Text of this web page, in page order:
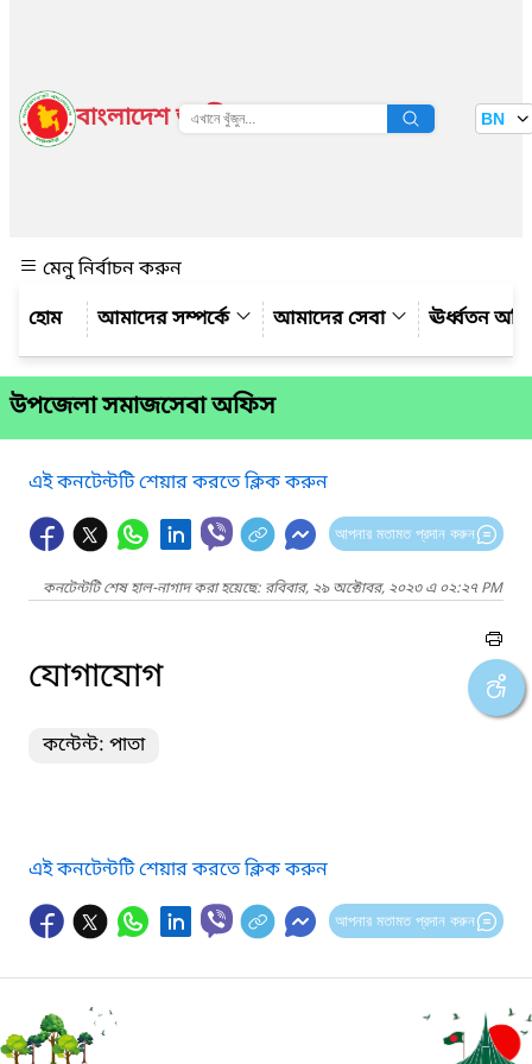
বাংলাদেশ জাতীয় তথ্য বাতায়ন BN
মেনু নির্বাচন করুন
আমাদের সম্পর্কে
আমাদের সেবা ঊর্ধ্বতন
উপজেলা সমাজসেবা অফিস
এই কনটেন্টটি শেয়ার করতে ক্লিক করুন
আপনার মতামত প্রদান করুন
কনটেন্টটি শেষ হাল-নাগাদ করা হয়েছে: রবিবার, ২৯ অক্টোবর, ২০২৩ এ ০২:২৭ PM
যোগাযোগ
কন্টেন্ট: পাতা
এই কনটেন্টটি শেয়ার করতে ক্লিক করুন
আপনার মতামত প্রদান করুন